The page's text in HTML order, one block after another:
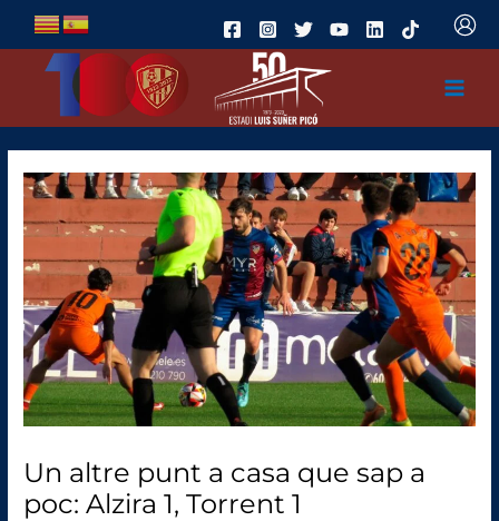
contenido
Un altre punt a casa que sap a
poc: Alzira 1, Torrent 1